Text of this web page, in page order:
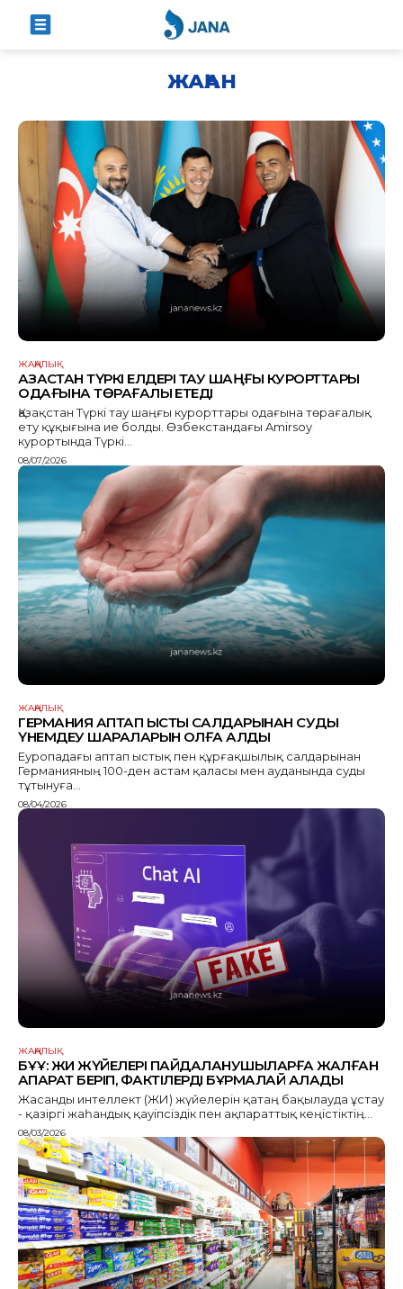
ЖАҺАН
ЖАҢАЛЫҚ
ҚАЗАҚСТАН ТҮРКІ ЕЛДЕРІ ТАУ ШАҢҒЫ КУРОРТТАРЫ
ОДАҒЫНА ТӨРАҒАЛЫҚ ЕТЕДІ
Қазақстан Түркі тау шаңғы курорттары одағына төрағалық
ету құқығына ие болды. Өзбекстандағы Amirsoy
курортында Түркі...
08/07/2026
ЖАҢАЛЫҚ
ГЕРМАНИЯ АПТАП ЫСТЫҚ САЛДАРЫНАН СУДЫ
ҮНЕМДЕУ ШАРАЛАРЫН ҚОЛҒА АЛДЫ
Еуропадағы аптап ыстық пен құрғақшылық салдарынан
Германияның 100-ден астам қаласы мен ауданында суды
тұтынуға...
08/04/2026
ЖАҢАЛЫҚ
БҰҰ: ЖИ ЖҮЙЕЛЕРІ ПАЙДАЛАНУШЫЛАРҒА ЖАЛҒАН
АҚПАРАТ БЕРІП, ФАКТІЛЕРДІ БҰРМАЛАЙ АЛАДЫ
Жасанды интеллект (ЖИ) жүйелерін қатаң бақылауда ұстау
- қазіргі жаһандық қауіпсіздік пен ақпараттық кеңістіктің...
08/03/2026